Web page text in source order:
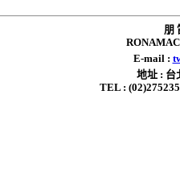
朋
E-mail :
地址 : 台
TEL :